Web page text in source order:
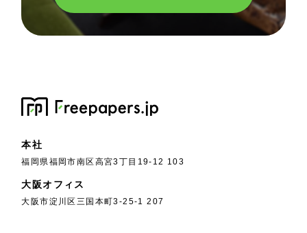
本社
福岡県福岡市南区高宮3丁目19-12 103
大阪オフィス
大阪市淀川区三国本町3-25-1 207